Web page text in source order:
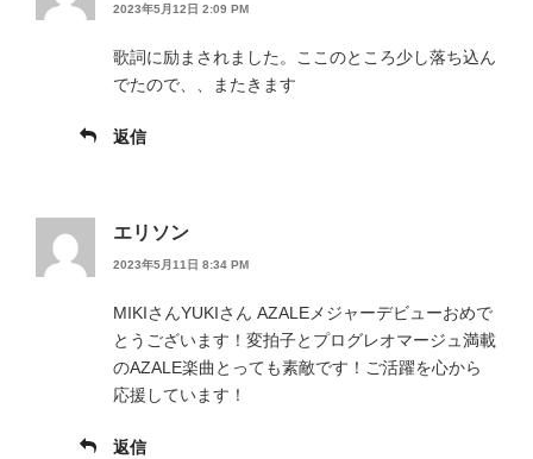
2023年5月12日 2:09 PM
歌詞に励まされました。ここのところ少し落ち込ん
でたので、、またきます
返信
エリソン
2023年5月11日 8:34 PM
MIKIさんYUKIさん AZALEメジャーデビューおめで
とうございます！変拍子とプログレオマージュ満載
のAZALE楽曲とっても素敵です！ご活躍を心から
応援しています！
返信